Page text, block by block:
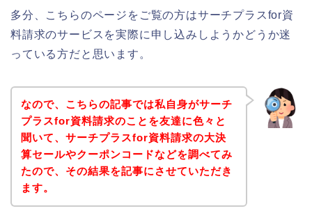
多分、こちらのページをご覧の方はサーチプラスfor資
料請求のサービスを実際に申し込みしようかどうか迷
っている方だと思います。
なので、こちらの記事では私自身がサーチ
プラスfor資料請求のことを友達に色々と
聞いて、サーチプラスfor資料請求の大決
算セールやクーポンコードなどを調べてみ
たので、その結果を記事にさせていただき
ます。